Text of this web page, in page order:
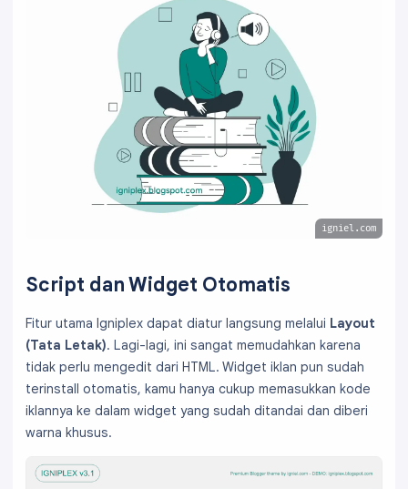
igniel.com
Script dan Widget Otomatis
Fitur utama Igniplex dapat diatur langsung melalui Layout
(Tata Letak). Lagi-lagi, ini sangat memudahkan karena
tidak perlu mengedit dari HTML. Widget iklan pun sudah
terinstall otomatis, kamu hanya cukup memasukkan kode
iklannya ke dalam widget yang sudah ditandai dan diberi
warna khusus.